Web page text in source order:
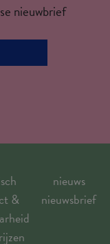
nieuwbrief
&
nieuws
nieuwsbrief